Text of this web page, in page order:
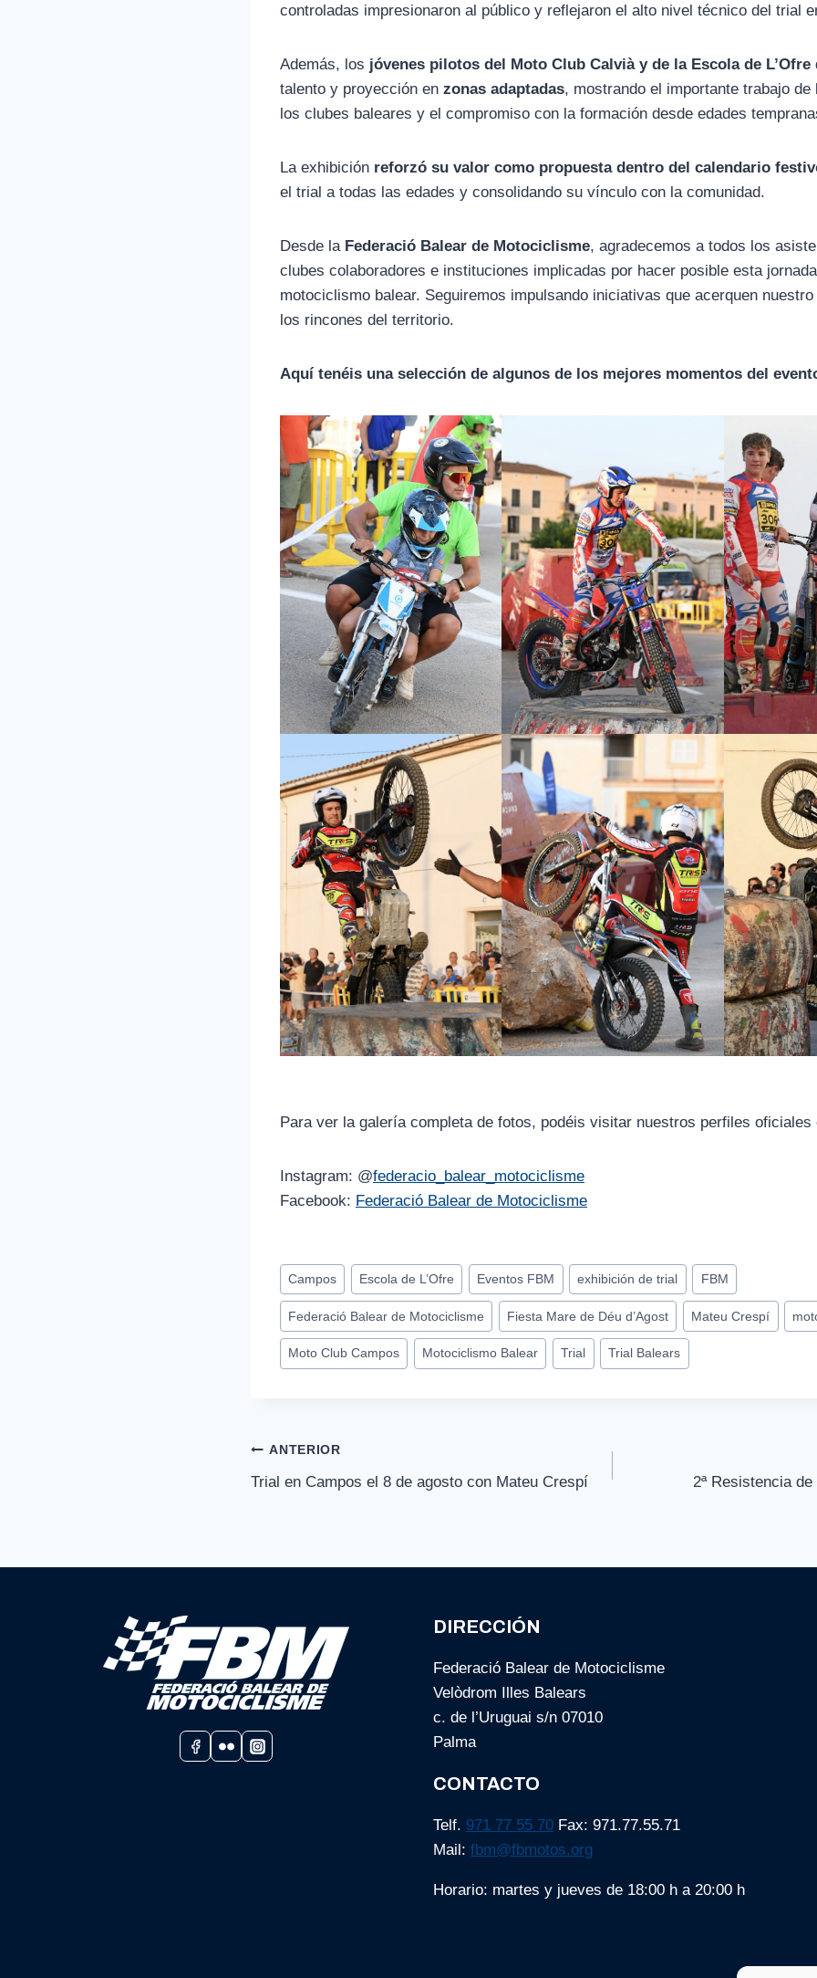
controladas impresionaron al público y reflejaron el alto nivel técnico del trial
Además, los jóvenes pilotos del Moto Club Calvià y de la Escola de L’Ofre
talento y proyección en zonas adaptadas, mostrando el importante trabajo de
los clubes baleares y el compromiso con la formación desde edades
La exhibición reforzó su valor como propuesta dentro del calendario
el trial a todas las edades y consolidando su vínculo con la comunidad.
Desde la Federació Balear de Motociclisme, agradecemos a todos los
clubes colaboradores e instituciones implicadas por hacer posible esta
motociclismo balear. Seguiremos impulsando iniciativas que acerquen
los rincones del territorio.
Aquí tenéis una selección de algunos de los mejores momentos del
Para ver la galería completa de fotos, podéis visitar nuestros perfiles
Instagram: @federacio_balear_motociclisme
Facebook: Federació Balear de Motociclisme
Etiquetas
de
la
entrada:
Campos Escola de L’Ofre Eventos FBM exhibición de trial FBM
Federació Balear de Motociclisme Fiesta Mare de Déu d’Agost Mateu Crespí
Moto Club Campos Motociclismo Balear Trial Trial Balears
Navegación
de
ANTERIOR
Trial en Campos el 8 de agosto con Mateu Crespí 2ª Resistencia
DIRECCIÓN
Federació Balear de Motociclisme
Velòdrom Illes Balears
c. de l’Uruguai s/n 07010
Palma
CONTACTO
Telf. 971 77 55 70 Fax: 971.77.55.71
Mail: fbm@fbmotos.org
Horario: martes y jueves de 18:00 h a 20:00 h